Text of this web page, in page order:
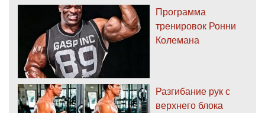
Программа
тренировок Ронни
Колемана
Разгибание рук с
верхнего блока